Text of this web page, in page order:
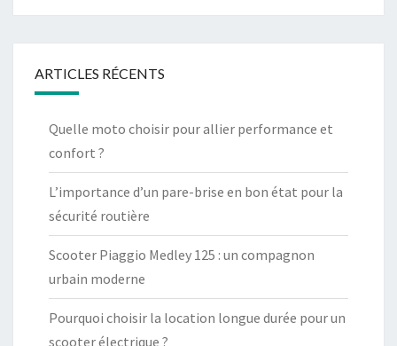
ARTICLES RÉCENTS
Quelle moto choisir pour allier performance et
confort ?
L’importance d’un pare-brise en bon état pour la
sécurité routière
Scooter Piaggio Medley 125 : un compagnon
urbain moderne
Pourquoi choisir la location longue durée pour un
scooter électrique ?